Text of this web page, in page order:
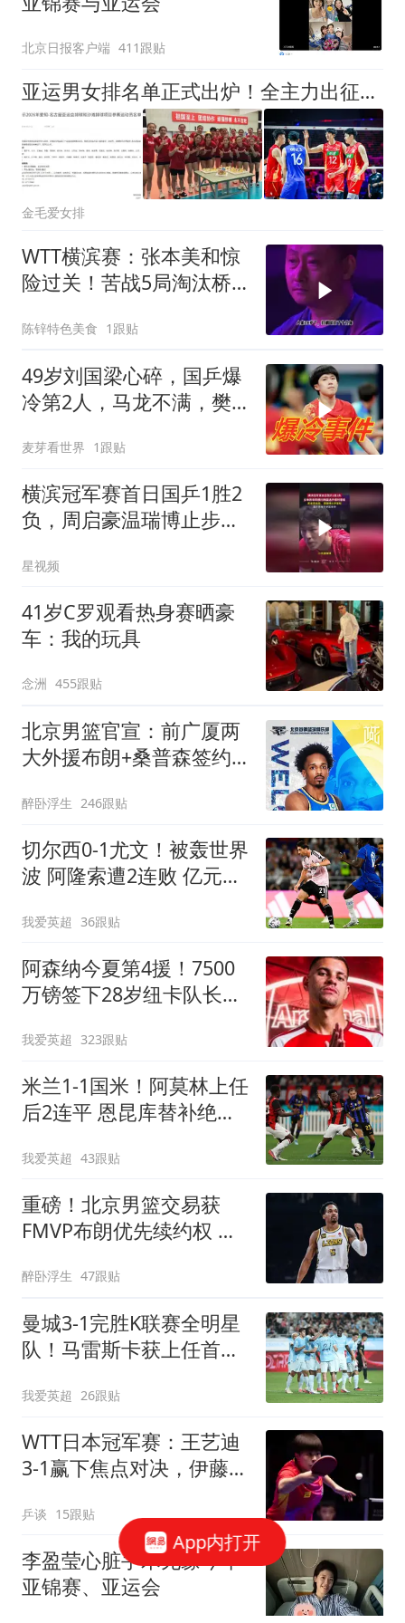
北京日报客户端 411跟贴
亚运男女排名单正式出炉！全主力出征引争议，新人培养该提上日程
金毛爱女排
WTT横滨赛：张本美和惊
险过关！苦战5局淘汰桥
陈锌特色美食 1跟贴
49岁刘国梁心碎，国乒爆
冷第2人，马龙不满，樊
麦芽看世界 1跟贴
横滨冠军赛首日国乒1胜2
负，周启豪温瑞博止步首
星视频
41岁C罗观看热身赛晒豪
车：我的玩具
念洲 455跟贴
北京男篮官宣：前广厦两
大外援布朗+桑普森签约
醉卧浮生 246跟贴
切尔西0-1尤文！被轰世界
波 阿隆索遭2连败 亿元飞
我爱英超 36跟贴
阿森纳今夏第4援！7500
万镑签下28岁纽卡队长，
我爱英超 323跟贴
米兰1-1国米！阿莫林上任
后2连平 恩昆库替补绝平
我爱英超 43跟贴
重磅！北京男篮交易获
FMVP布朗优先续约权 将
醉卧浮生 47跟贴
曼城3-1完胜K联赛全明星
队！马雷斯卡获上任首胜
我爱英超 26跟贴
WTT日本冠军赛：王艺迪
3-1赢下焦点对决，伊藤美
乒谈 15跟贴
李盈莹心脏手术无缘今年
亚锦赛、亚运会
App内打开